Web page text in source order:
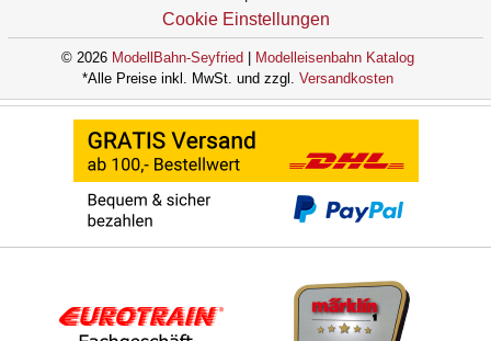
Cookie Einstellungen
© 2026 ModellBahn-Seyfried
Modelleisenbahn Katalog
*Alle Preise inkl. MwSt. und zzgl. Versandkosten